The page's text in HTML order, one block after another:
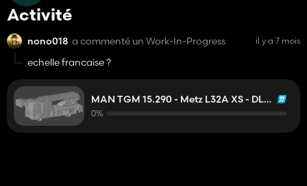
Activité
nono018 a commenté un Work-In-Progress il y a 7 mois
echelle francaise ?
MAN TGM 15.290 - Metz L32A XS - DLAK
0%